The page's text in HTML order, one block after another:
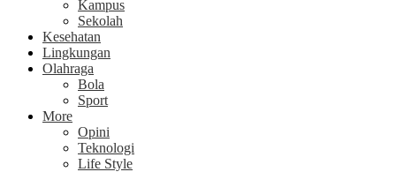
Kampus
Sekolah
Kesehatan
Lingkungan
Olahraga
Bola
Sport
More
Opini
Teknologi
Life Style